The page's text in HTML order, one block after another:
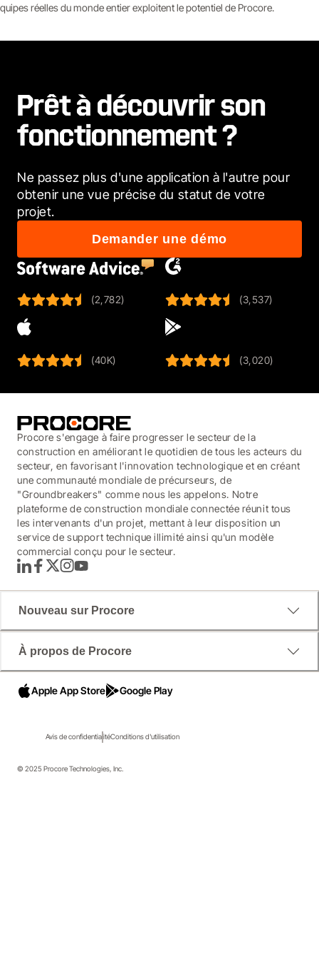
réelles du monde entier exploitent le potentiel de Procore.
Prêt à découvrir son
fonctionnement ?
Ne passez plus d'une application à l'autre pour
obtenir une vue précise du statut de votre
projet.
Demander une démo
(2,782) (3,537)
(40K) (3,020)
Procore s'engage à faire progresser le secteur de la
construction en améliorant le quotidien de tous les acteurs du
secteur, en favorisant l'innovation technologique et en créant
une communauté mondiale de précurseurs, de
"Groundbreakers" comme nous les appelons. Notre
plateforme de construction mondiale connectée réunit tous
les intervenants d'un projet, mettant à leur disposition un
service de support technique illimité ainsi qu'un modèle
commercial conçu pour le secteur.
LinkedInFacebook
TwitterInstagram
YouTube
Nouveau sur Procore
À propos de Procore
Apple App Store Google Play
Avis de confidentialitéConditions d'utilisation
© 2025 Procore Technologies, Inc.